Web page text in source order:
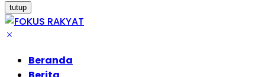
tutup
Beranda